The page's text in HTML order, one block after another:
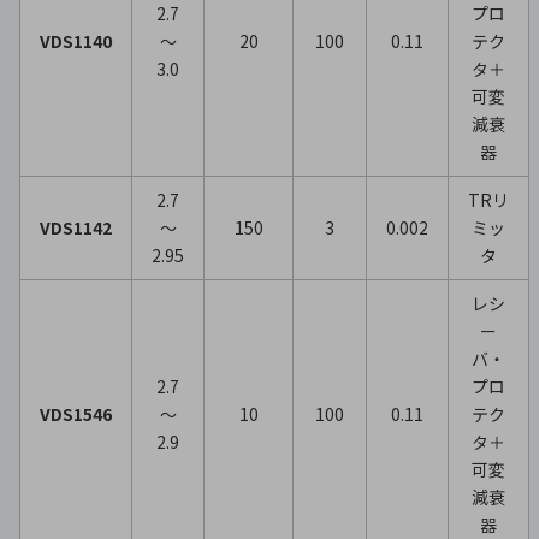
VDS1140
2.7
～
3.0
20 100 0.11
プロ
テク
タ＋
可変
減衰
器
VDS1142
2.7
～
2.95
150 3 0.002
TRリ
ミッ
タ
VDS1546
2.7
～
2.9
10 100 0.11
レシ
ー
バ・
プロ
テク
タ＋
可変
減衰
器